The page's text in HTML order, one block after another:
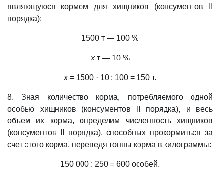
являющуюся кормом для хищников (консументов II
порядка):
1500 т — 100 %
хт — 10 %
х= 1500 · 10 : 100 = 150 т.
8. Зная количество корма, потребляемого одной
особью хищников (консументов ІІ порядка), и весь
объем их корма, определим численность хищников
(консументов ІІ порядка), способных прокормиться за
счет этого корма, переведя тонны корма в килограммы:
150 000 : 250 = 600 особей.